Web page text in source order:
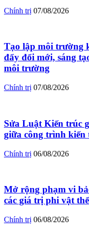
Chính trị 07/08/2026
Tạo lập môi trường
đẩy đổi mới, sáng
môi trường
Chính trị 07/08/2026
Sửa Luật Kiến trúc
giữa công trình kiến
Chính trị 06/08/2026
Mở rộng phạm vi
các giá trị phi vật
Chính trị 06/08/2026